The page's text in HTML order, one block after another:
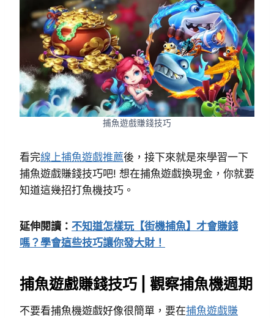
捕魚遊戲賺錢技巧
看完線上捕魚遊戲推薦後，接下來就是來學習一下
捕魚遊戲賺錢技巧吧! 想在捕魚遊戲換現金，你就要
知道這幾招打魚機技巧。
延伸閱讀： 不知道怎樣玩【街機捕魚】才會賺錢
嗎？學會這些技巧讓你發大財！
捕魚遊戲賺錢技巧 | 觀察捕魚機週期
不要看捕魚機遊戲好像很簡單，要在捕魚遊戲賺